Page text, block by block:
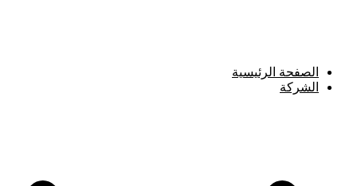
الصفحة الرئيسية
الشركة